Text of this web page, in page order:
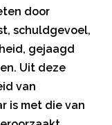
door
schuldgevoel,
gejaagd
Uit deze
van
is met die van